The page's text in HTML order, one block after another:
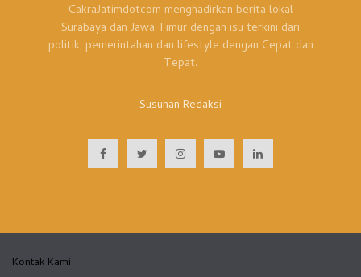
CakraJatimdotcom menghadirkan berita lokal
Surabaya dan Jawa Timur dengan isu terkini dari
politik, pemerintahan dan lifestyle dengan Cepat dan
Tepat.
Susunan Redaksi
Kontak Kami